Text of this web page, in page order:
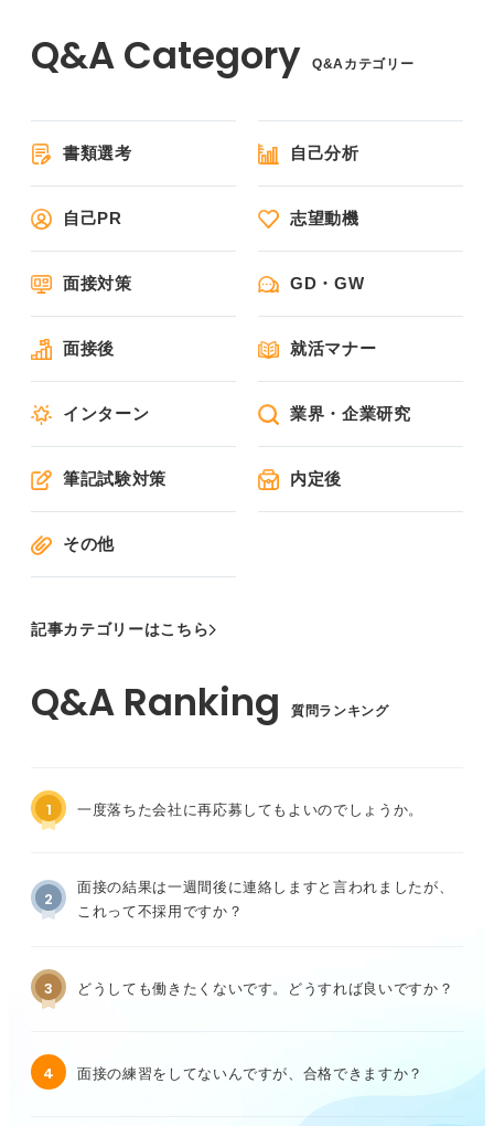
Q&Aカテゴリー
書類選考 自己分析
自己PR 志望動機
面接対策 GD・GW
面接後 就活マナー
インターン 業界・企業研究
筆記試験対策 内定後
その他
記事カテゴリーはこちら
質問ランキング
1 一度落ちた会社に再応募してもよいのでしょうか。
2
面接の結果は一週間後に連絡しますと言われましたが、
これって不採用ですか？
3 どうしても働きたくないです。どうすれば良いですか？
4 面接の練習をしてないんですが、合格できますか？